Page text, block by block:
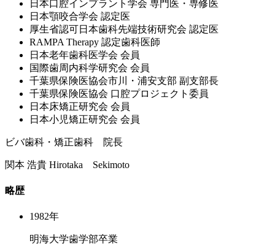
⽇本⼝腔インプラント学会 専⾨医・専修医
⽇本顎咬合学会 認定医
厚⽣省認可⽇本⻭科先端技術研究会 認定医
RAMPA Therapy 認定⻭科医師
⽇本⽼年⻭科医学会 会員
国際⻭周内科学研究会 会員
千葉県保険医協会市川・浦安⽀部 副⽀部⻑
千葉県保険医協会 ⼝腔プロジェクト委員
⽇本床矯正研究会 会員
⽇本⼩児矯正研究会 会員
ビバ歯科・矯正歯科 院長
関本 浩貴 Hirotaka Sekimoto
略歴
1982年
明海大学歯学部卒業